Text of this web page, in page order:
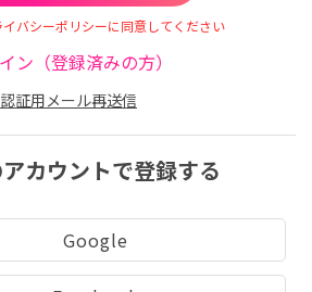
バシーポリシーに同意してください
ン（登録済みの方）
認証用メール再送信
カウントで登録する
Google